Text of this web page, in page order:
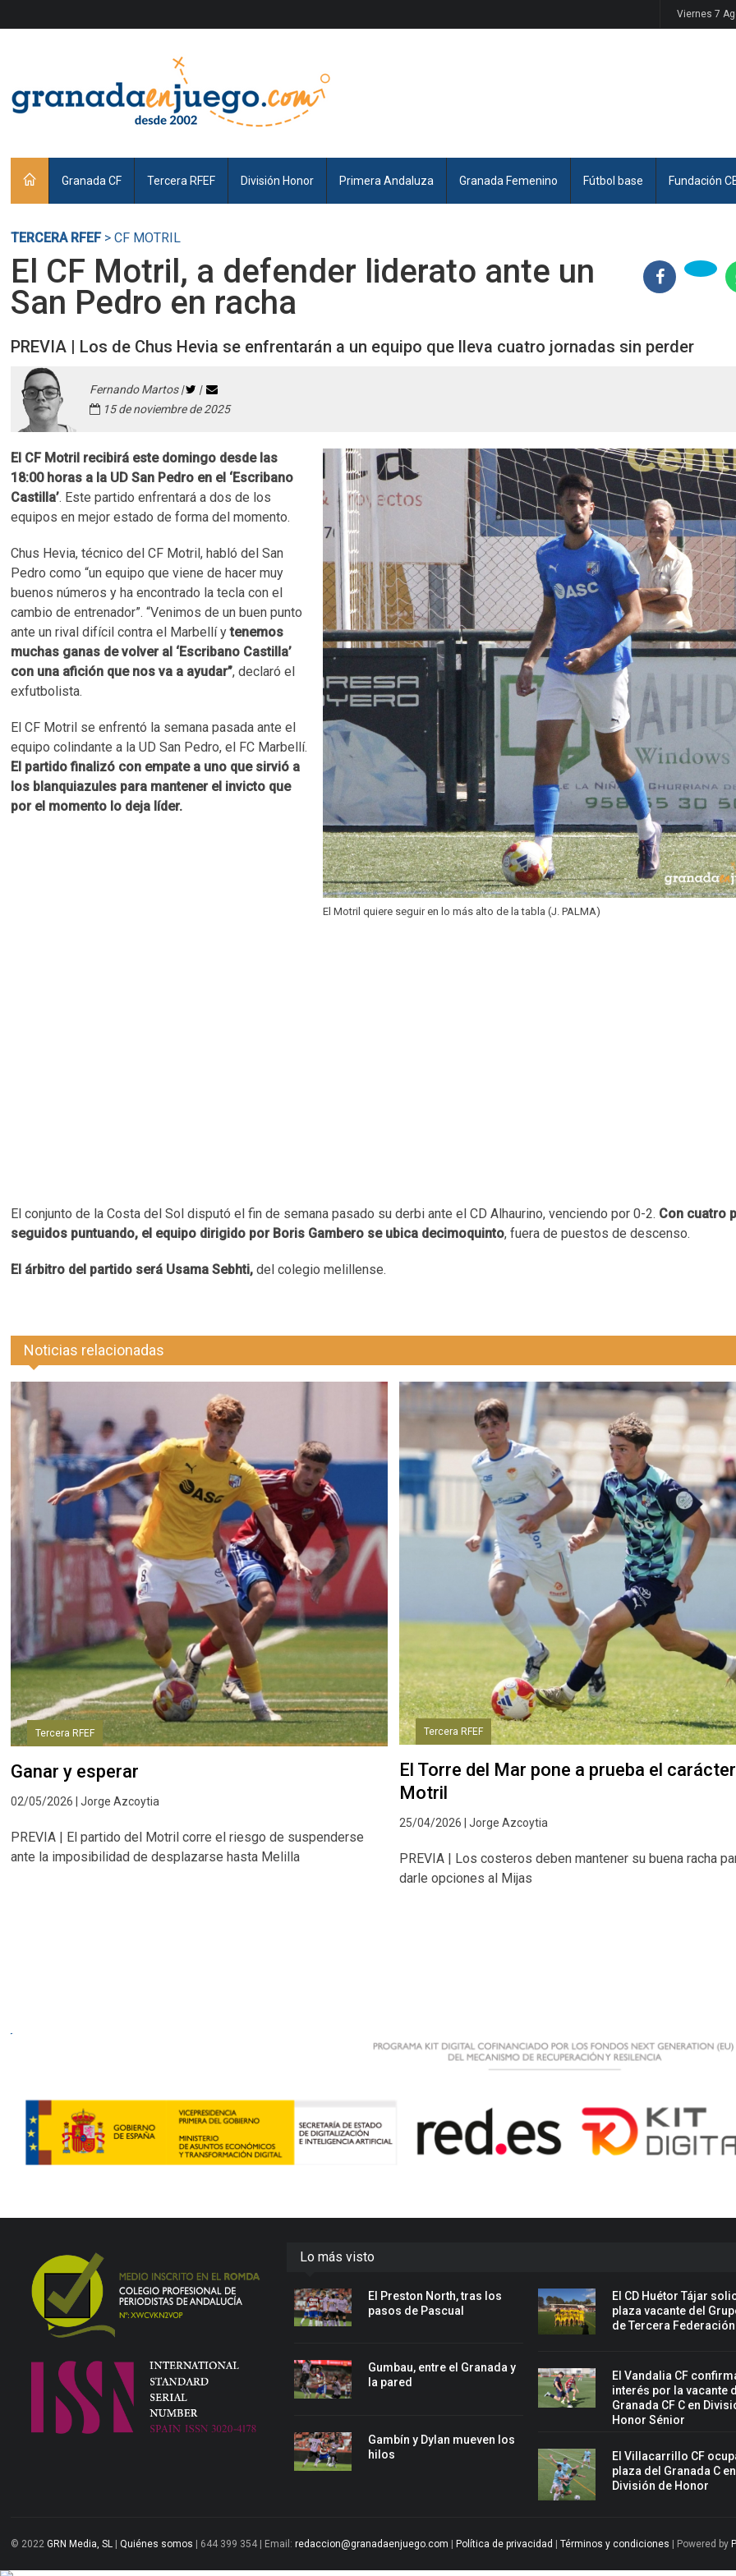
Viernes 7
Granada CF Tercera RFEF División Honor Primera Andaluza Granada Femenino Fútbol base Fundación
TERCERA RFEF> CF MOTRIL
El CF Motril, a defender liderato ante un
San Pedro en racha
PREVIA | Los de Chus Hevia se enfrentarán a un equipo que lleva cuatro jornadas sin perder
Fernando Martos |
|
15 de noviembre de 2025
El Motril quiere seguir en lo más alto de la tabla (J. PALMA)
El CF Motril recibirá este domingo desde las
18:00 horas a la UD San Pedro en el ‘Escribano
Castilla’. Este partido enfrentará a dos de los
equipos en mejor estado de forma del momento.
Chus Hevia, técnico del CF Motril, habló del San
Pedro como “un equipo que viene de hacer muy
buenos números y ha encontrado la tecla con el
cambio de entrenador”. “Venimos de un buen punto
ante un rival difícil contra el Marbellí ytenemos
muchas ganas de volver al ‘Escribano Castilla’
con una afición que nos va a ayudar”, declaró el
exfutbolista.
El CF Motril se enfrentó la semana pasada ante el
equipo colindante a la UD San Pedro, el FC Marbellí.
El partido finalizó con empate a uno que sirvió a
los blanquiazules para mantener el invicto que
por el momento lo deja líder.
El conjunto de la Costa del Sol disputó el fin de semana pasado su derbi ante el CD Alhaurino, venciendo por 0-2. Con cuatro
seguidos puntuando, el equipo dirigido por Boris Gambero se ubica decimoquinto, fuera de puestos de descenso.
El árbitro del partido será Usama Sebhti, del colegio melillense.
Noticias relacionadas
Tercera RFEF
Ganar y esperar
02/05/2026 | Jorge Azcoytia
PREVIA | El partido del Motril corre el riesgo de suspenderse
ante la imposibilidad de desplazarse hasta Melilla
Tercera RFEF
El Torre del Mar pone a prueba el
Motril
25/04/2026 | Jorge Azcoytia
PREVIA | Los costeros deben mantener su buena racha
darle opciones al Mijas
Lo más visto
El Preston North, tras los
pasos de Pascual
Gumbau, entre el Granada y
la pared
Gambín y Dylan mueven los
hilos
El CD Huétor Tájar
plaza vacante del
de Tercera Federación
El Vandalia CF
interés por la vacante
Granada CF C en
Honor Sénior
El Villacarrillo CF
plaza del Granada C en
División de Honor
© 2022GRN Media, SL |Quiénes somos | 644 399 354 | Email:redaccion@granadaenjuego.com Política de privacidad |Términos y condiciones | Powered by